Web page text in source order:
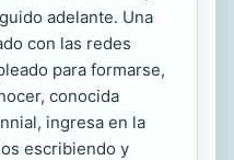
adelante. Una
con las redes
para formarse,
conocida
ingresa en la
escribiendo y